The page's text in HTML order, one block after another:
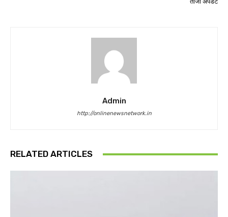
Admin
http://onlinenewsnetwork.in
RELATED ARTICLES